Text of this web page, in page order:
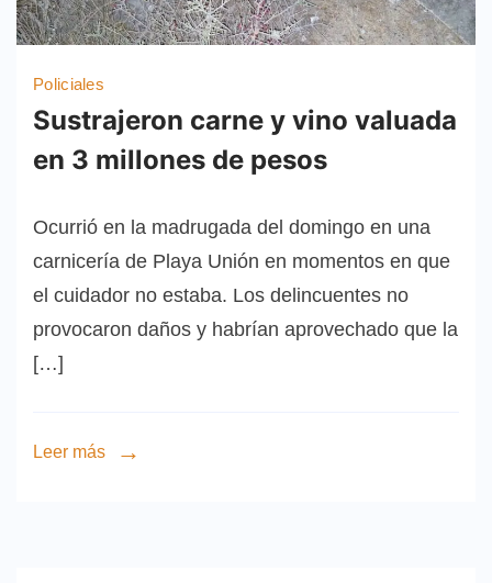
Policiales
Sustrajeron carne y vino valuada
en 3 millones de pesos
Ocurrió en la madrugada del domingo en una
carnicería de Playa Unión en momentos en que
el cuidador no estaba. Los delincuentes no
provocaron daños y habrían aprovechado que la
[…]
Leer más